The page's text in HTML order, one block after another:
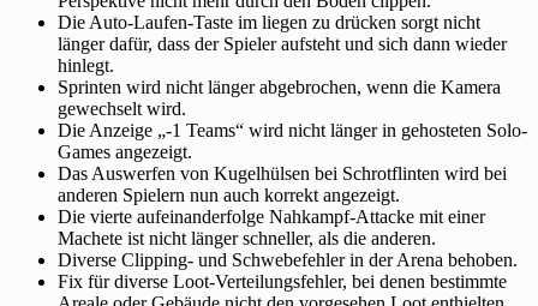
Die Auto-Laufen-Taste im liegen zu drücken sorgt nicht
länger dafür, dass der Spieler aufsteht und sich dann wieder
hinlegt.
Sprinten wird nicht länger abgebrochen, wenn die Kamera
gewechselt wird.
Die Anzeige „-1 Teams“ wird nicht länger in gehosteten Solo-
Games angezeigt.
Das Auswerfen von Kugelhülsen bei Schrotflinten wird bei
anderen Spielern nun auch korrekt angezeigt.
Die vierte aufeinanderfolge Nahkampf-Attacke mit einer
Machete ist nicht länger schneller, als die anderen.
Diverse Clipping- und Schwebefehler in der Arena behoben.
Fix für diverse Loot-Verteilungsfehler, bei denen bestimmte